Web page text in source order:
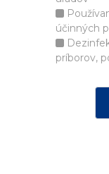
účinných
príborov,